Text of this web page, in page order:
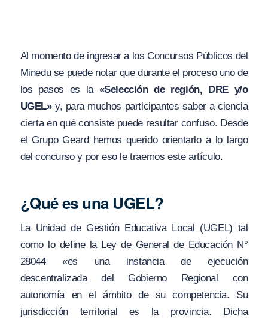
Al momento de ingresar a los Concursos Públicos del
Minedu se puede notar que durante el proceso uno de
los pasos es la «Selección de región, DRE y/o
UGEL»y, para muchos participantes saber a ciencia
cierta en qué consiste puede resultar confuso. Desde
el Grupo Geard hemos querido orientarlo a lo largo
del concurso y por eso le traemos este artículo.
¿Qué es una UGEL?
La Unidad de Gestión Educativa Local (UGEL) tal
como lo define la Ley de General de Educación N°
28044 «es una instancia de ejecución
descentralizada del Gobierno Regional con
autonomía en el ámbito de su competencia. Su
jurisdicción territorial es la provincia. Dicha